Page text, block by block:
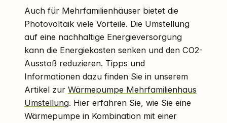
Auch für Mehrfamilienhäuser bietet die
Photovoltaik viele Vorteile. Die Umstellung
auf eine nachhaltige Energieversorgung
kann die Energiekosten senken und den CO2-
Ausstoß reduzieren. Tipps und
Informationen dazu finden Sie in unserem
Artikel zur Wärmepumpe Mehrfamilienhaus
Umstellung. Hier erfahren Sie, wie Sie eine
Wärmepumpe in Kombination mit einer